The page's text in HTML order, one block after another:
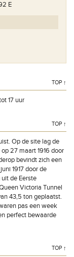
E
TOP ↑
17 uur
TOP ↑
Op de site lag de
27 maart 1916 door
bevindt zich een
1917 door de
de Eerste
Victoria Tunnel
43,5 ton geplaatst.
pas een week
perfect bewaarde
TOP ↑